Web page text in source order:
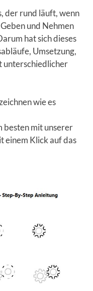
der rund läuft, wenn
und Nehmen
hat sich dieses
Umsetzung,
unterschiedlicher
wie es
besten mit unserer
einem Klick auf das